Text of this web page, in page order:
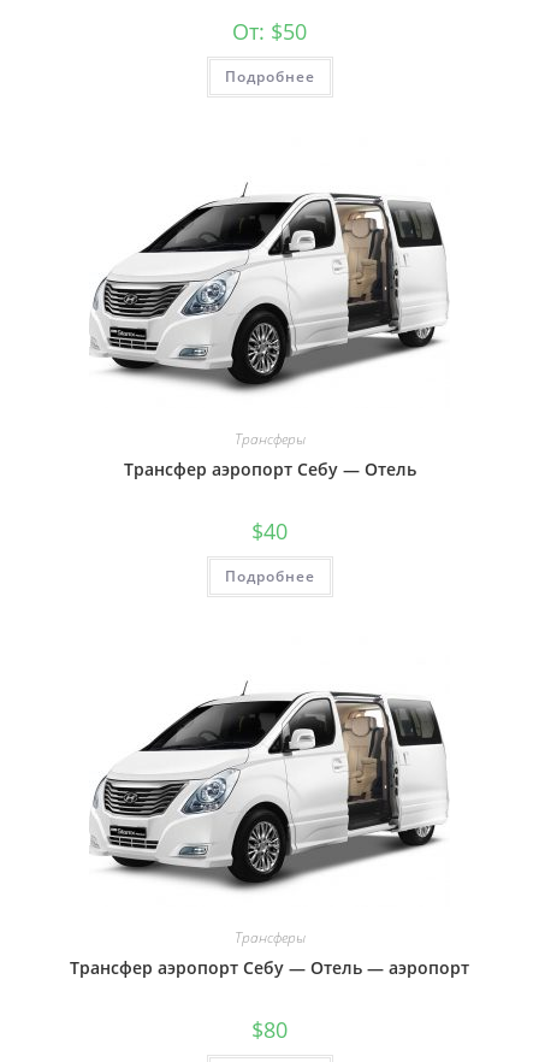
От: $50
Подробнее
Трансферы
Трансфер аэропорт Себу — Отель
$40
Подробнее
Трансферы
Трансфер аэропорт Себу — Отель — аэропорт
$80